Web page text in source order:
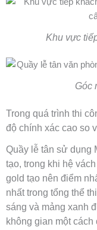
Khu vực
Góc
Trong quá trình thi
độ chính xác cao so
Quầy lễ tân sử dụng
tạo, trong khi hệ
gold tạo nên điểm
nhất trong tổng thể
sáng và mảng xanh
không gian một cách